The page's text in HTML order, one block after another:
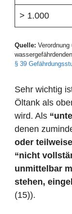
> 1.000
Quelle:
§ 39
Sehr wichtig
Öltank als
wird. Als
denen
oder
“nicht
unmittelbar
stehen,
(15)).